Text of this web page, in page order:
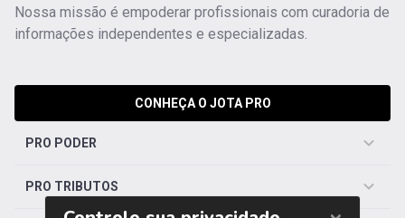
Nossa missão é empoderar profissionais com curadoria de
informações independentes e especializadas.
CONHEÇA O JOTA PRO
PRO PODER
PRO TRIBUTOS